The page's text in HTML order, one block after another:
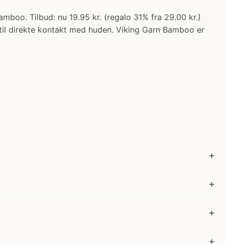
Tilbud: nu 19.95 kr. (regalo 31% fra 29.00 kr.)
direkte kontakt med huden. Viking Garn Bamboo er